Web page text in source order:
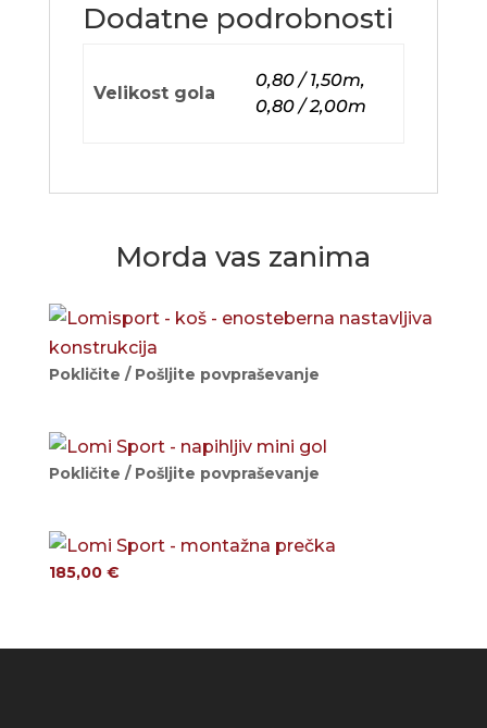
Dodatne podrobnosti
Velikost gola
0,80 / 1,50m,
0,80 / 2,00m
Morda vas zanima
Pokličite / Pošljite povpraševanje
Pokličite / Pošljite povpraševanje
185,00 €